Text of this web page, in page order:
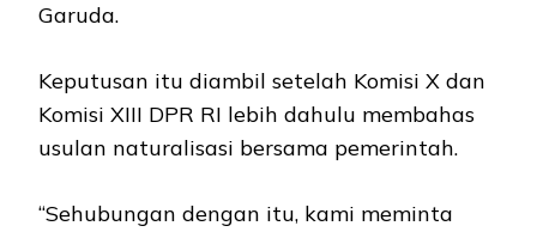
Garuda.
Keputusan itu diambil setelah Komisi X dan
Komisi XIII DPR RI lebih dahulu membahas
usulan naturalisasi bersama pemerintah.
“Sehubungan dengan itu, kami meminta